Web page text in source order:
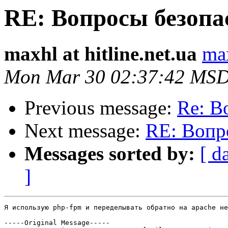
RE: Вопросы
maxhl at hitline.net.ua
Mon Mar 30 02:37:42
Previous message: Re:
Next message: RE:
Messages sorted by: [
]
Я использую php-fpm и переделывать обратно на apache
-----Original Message-----